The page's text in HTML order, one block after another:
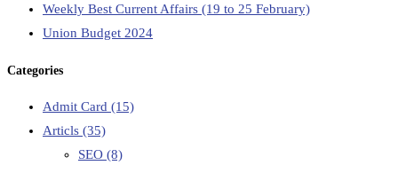
Weekly Best Current Affairs (19 to 25 February)
Union Budget 2024
Categories
Admit Card (15)
Articls (35)
SEO (8)